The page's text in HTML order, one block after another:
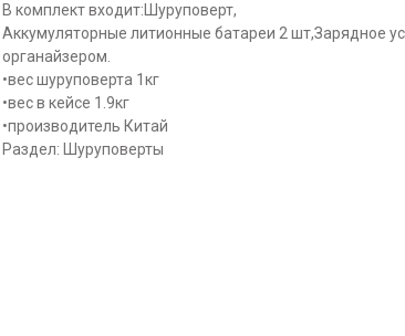
В комплект входит:Шуруповерт,
Аккумуляторные литионные батареи 2 шт,Зарядное
органайзером.
•вес шуруповерта 1кг
•вес в кейсе 1.9кг
•производитель Китай
Раздел: Шуруповерты